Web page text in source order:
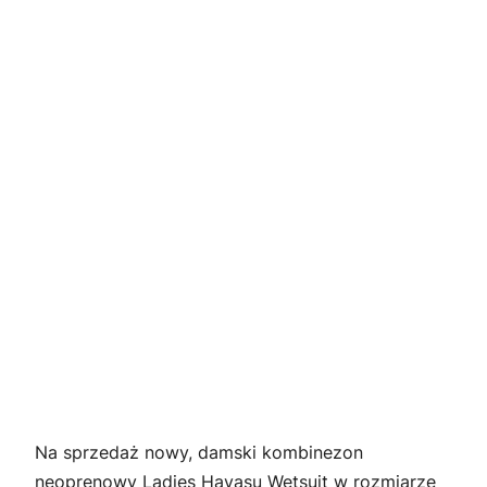
Na sprzedaż nowy, damski kombinezon
neoprenowy Ladies Havasu Wetsuit w rozmiarze